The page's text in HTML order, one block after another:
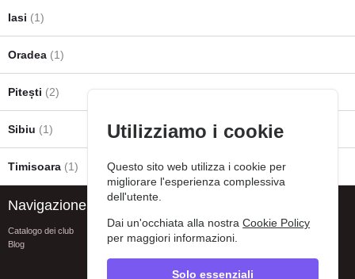
Iasi (1)
Oradea (1)
Pitești (2)
Sibiu (1)
Timisoara (1)
Navigazione
Catalogo dei club
Blog
Contatti
Segnala un errore
Privacy policy
Utilizziamo i cookie
Questo sito web utilizza i cookie per
migliorare l'esperienza complessiva
dell'utente.
Dai un'occhiata alla nostraCookie Policy
per maggiori informazioni.
Solo essenziali